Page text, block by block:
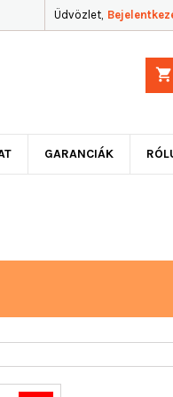
Üdvözlet,
shopping_cart
GARANCIÁK